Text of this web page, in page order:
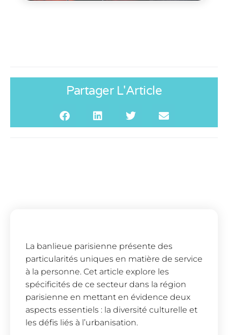
Partager L'Article
La banlieue parisienne présente des
particularités uniques en matière de service
à la personne. Cet article explore les
spécificités de ce secteur dans la région
parisienne en mettant en évidence deux
aspects essentiels : la diversité culturelle et
les défis liés à l’urbanisation.